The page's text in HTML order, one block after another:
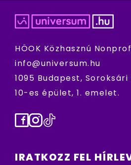
HÖOK Közhasznú
info@universum.hu
1095 Budapest, Soroksári
10-es épület, 1. emelet.
Facebook
Instagram
TikTok
IRATKOZZ FEL